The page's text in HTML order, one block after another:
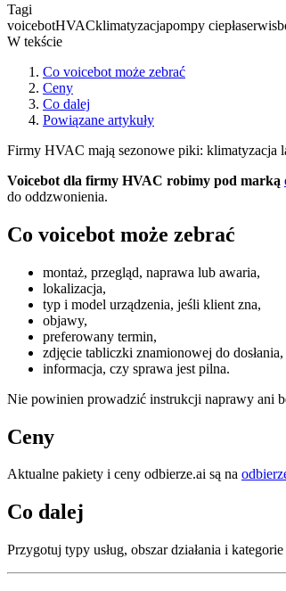
Tagi
voicebotHVACklimatyzacjapompy ciepłaserwis
W tekście
Co voicebot może zebrać
Ceny
Co dalej
Powiązane artykuły
Firmy HVAC mają sezonowe piki: klimatyzacja
Voicebot dla firmy HVAC robimy pod marką
do oddzwonienia.
Co voicebot może zebrać
montaż, przegląd, naprawa lub awaria,
lokalizacja,
typ i model urządzenia, jeśli klient zna,
objawy,
preferowany termin,
zdjęcie tabliczki znamionowej do dosłania,
informacja, czy sprawa jest pilna.
Nie powinien prowadzić instrukcji naprawy ani
Ceny
Aktualne pakiety i ceny odbierze.ai są na
Co dalej
Przygotuj typy usług, obszar działania i